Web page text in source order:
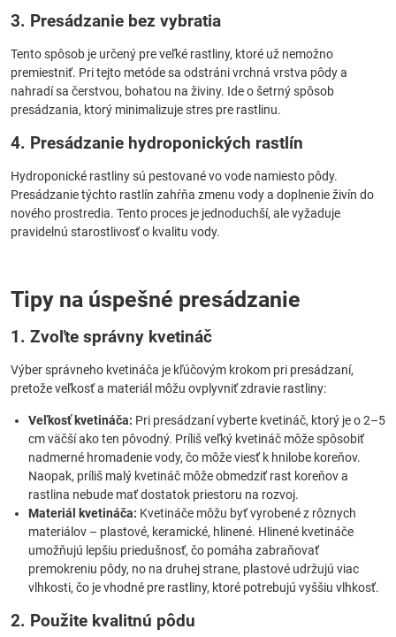
3. Presádzanie bez vybratia
Tento spôsob je určený pre veľké rastliny, ktoré už nemožno
premiestniť. Pri tejto metóde sa odstráni vrchná vrstva pôdy a
nahradí sa čerstvou, bohatou na živiny. Ide o šetrný spôsob
presádzania, ktorý minimalizuje stres pre rastlinu.
4. Presádzanie hydroponických rastlín
Hydroponické rastliny sú pestované vo vode namiesto pôdy.
Presádzanie týchto rastlín zahŕňa zmenu vody a doplnenie živín do
nového prostredia. Tento proces je jednoduchší, ale vyžaduje
pravidelnú starostlivosť o kvalitu vody.
Tipy na úspešné presádzanie
1. Zvoľte správny kvetináč
Výber správneho kvetináča je kľúčovým krokom pri presádzaní,
pretože veľkosť a materiál môžu ovplyvniť zdravie rastliny:
Veľkosť kvetináča: Pri presádzaní vyberte kvetináč, ktorý je o 2–5
cm väčší ako ten pôvodný. Príliš veľký kvetináč môže spôsobiť
nadmerné hromadenie vody, čo môže viesť k hnilobe koreňov.
Naopak, príliš malý kvetináč môže obmedziť rast koreňov a
rastlina nebude mať dostatok priestoru na rozvoj.
Materiál kvetináča: Kvetináče môžu byť vyrobené z rôznych
materiálov – plastové, keramické, hlinené. Hlinené kvetináče
umožňujú lepšiu priedušnosť, čo pomáha zabraňovať
premokreniu pôdy, no na druhej strane, plastové udržujú viac
vlhkosti, čo je vhodné pre rastliny, ktoré potrebujú vyššiu vlhkosť.
2. Použite kvalitnú pôdu